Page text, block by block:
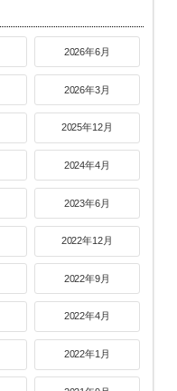
2026年6月
2026年3月
2025年12月
2024年4月
2023年6月
2022年12月
2022年9月
2022年4月
2022年1月